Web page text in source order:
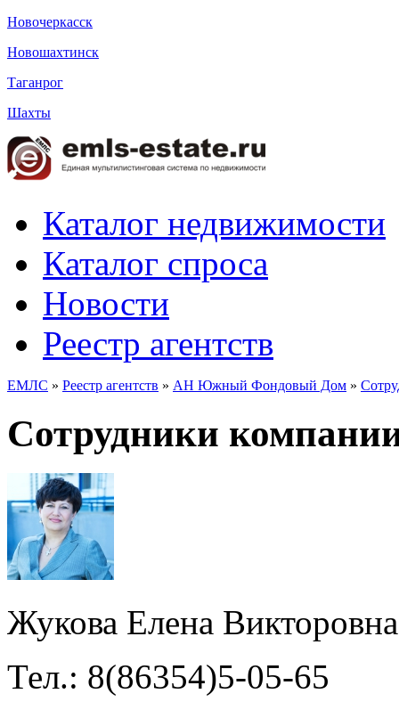
Новочеркасск
Новошахтинск
Таганрог
Шахты
Каталог недвижимости
Каталог спроса
Новости
Реестр агентств
ЕМЛС » Реестр агентств » АН Южный Фондовый Дом »
Сотрудники
Жукова Елена Викторовна
Тел.: 8(86354)5-05-65